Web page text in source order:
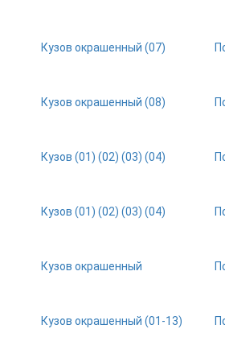
Кузов окрашенный (07)
Кузов окрашенный (08)
Кузов (01) (02) (03) (04)
Кузов (01) (02) (03) (04)
Кузов окрашенный
Кузов окрашенный (01-13)